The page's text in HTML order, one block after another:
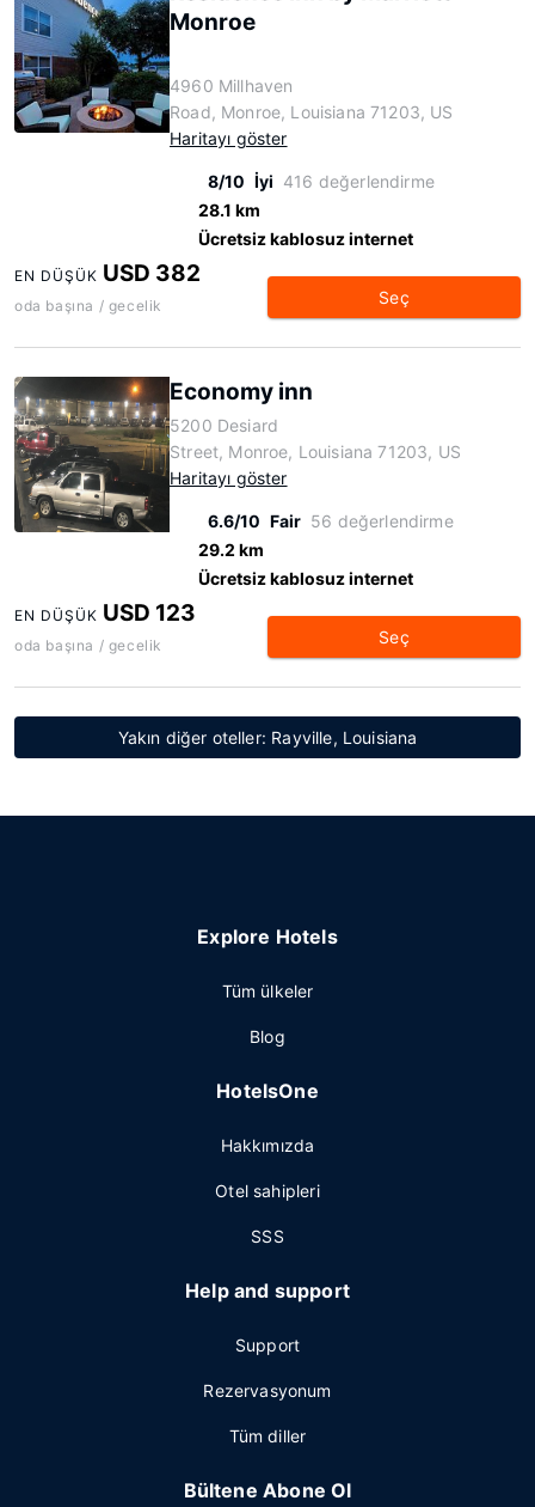
Monroe
4960 Millhaven
Road, Monroe, Louisiana 71203, US
Haritayı göster
8/10 İyi 416 değerlendirme
28.1 km
Ücretsiz kablosuz internet
EN DÜŞÜK USD 382
oda başına / gecelik Seç
Economy inn
5200 Desiard
Street, Monroe, Louisiana 71203, US
Haritayı göster
6.6/10 Fair 56 değerlendirme
29.2 km
Ücretsiz kablosuz internet
EN DÜŞÜK USD 123
oda başına / gecelik Seç
Yakın diğer oteller: Rayville, Louisiana
Explore Hotels
Tüm ülkeler
Blog
HotelsOne
Hakkımızda
Otel sahipleri
SSS
Help and support
Support
Rezervasyonum
Tüm diller
Bültene Abone Ol